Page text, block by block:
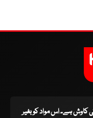
کی کاوش ہے۔ اس مواد کو بغیر